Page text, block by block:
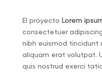
El proyecto Lorem
consectetuer
nibh euismod
aliquam erat volutpat.
quis nostrud exerci